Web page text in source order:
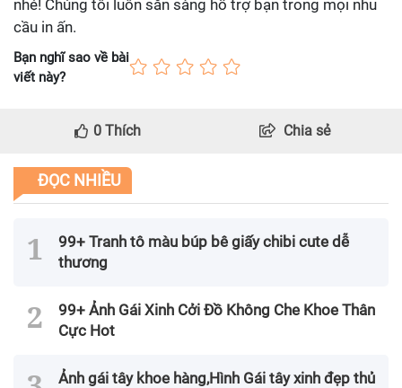
nhé! Chúng tôi luôn sẵn sàng hỗ trợ bạn trong mọi nhu
cầu in ấn.
Bạn nghĩ sao về bài
viết này?
0 Thích Chia sẻ
ĐỌC NHIỀU
99+ Tranh tô màu búp bê giấy chibi cute dễ
thương
99+ Ảnh Gái Xinh Cởi Đồ Không Che Khoe Thân
Cực Hot
Ảnh gái tây khoe hàng,Hình Gái tây xinh đẹp thủ